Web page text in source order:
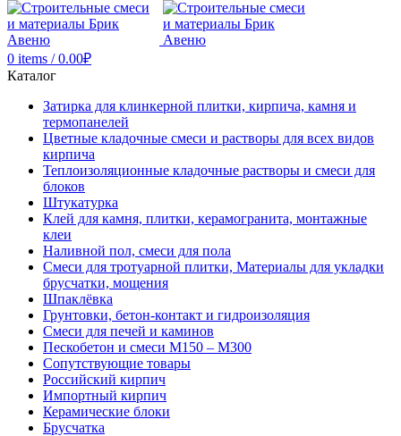
0 items / 0.00₽
Каталог
Затирка для клинкерной плитки, кирпича, камня и
термопанелей
Цветные кладочные смеси и растворы для всех видов
кирпича
Теплоизоляционные кладочные растворы и смеси для
блоков
Штукатурка
Клей для камня, плитки, керамогранита, монтажные
клеи
Наливной пол, смеси для пола
Смеси для тротуарной плитки, Материалы для укладки
брусчатки, мощения
Шпаклёвка
Грунтовки, бетон-контакт и гидроизоляция
Смеси для печей и каминов
Пескобетон и смеси М150 – М300
Сопутствующие товары
Российский кирпич
Импортный кирпич
Керамические блоки
Брусчатка